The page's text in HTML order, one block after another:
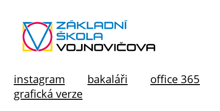
instagram bakaláři
office 365
grafická verze